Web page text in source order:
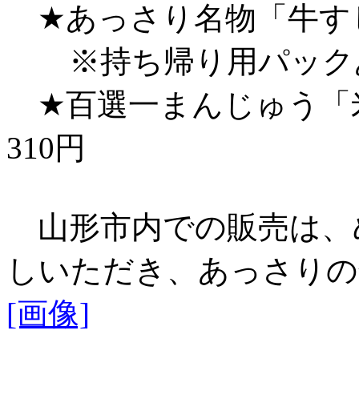
★あっさり名物「牛す
※持ち帰り用パック
★百選一まんじゅう「
310円
山形市内での販売は
しいただき、あっさり
[画像]